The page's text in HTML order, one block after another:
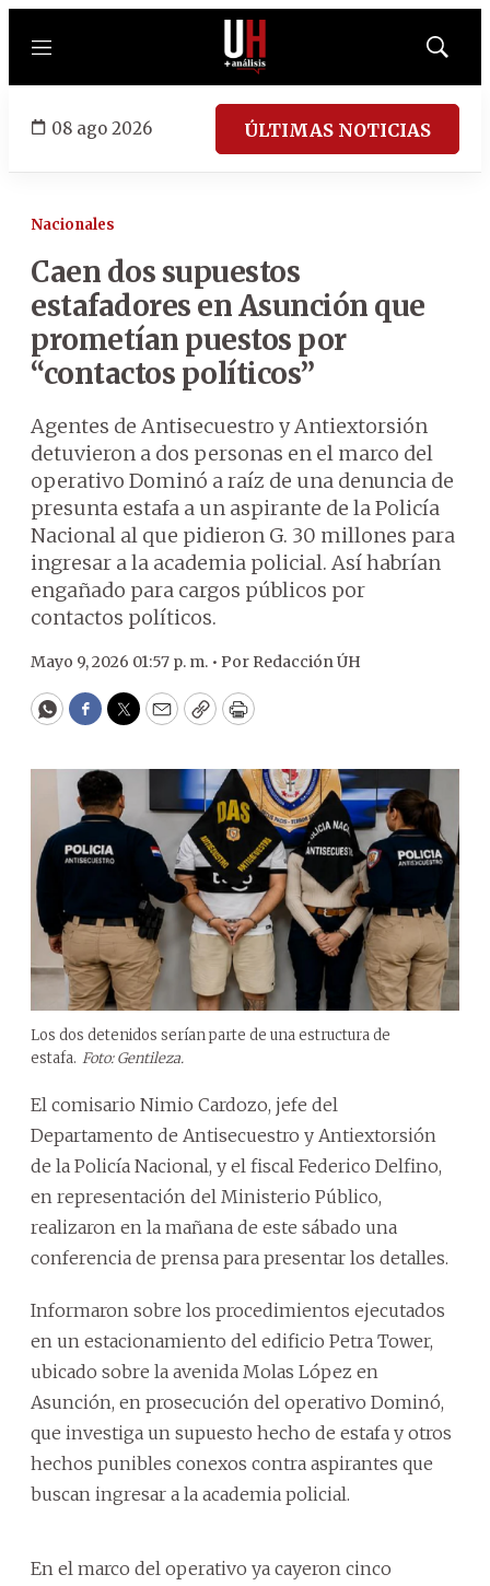
Menú
Mostrar
08 ago 2026 ÚLTIMAS NOTICIAS
Nacionales
Caen dos supuestos
estafadores en Asunción que
prometían puestos por
“contactos políticos”
Agentes de Antisecuestro y Antiextorsión
detuvieron a dos personas en el marco del
operativo Dominó a raíz de una denuncia de
presunta estafa a un aspirante de la Policía
Nacional al que pidieron G. 30 millones para
ingresar a la academia policial. Así habrían
engañado para cargos públicos por
contactos políticos.
Mayo 9, 2026 01:57 p. m. • Por Redacción ÚH
WhatsApp
Facebook
Twitter
EmailCopyPrint
Los dos detenidos serían parte de una estructura de
estafa. Foto: Gentileza.
El comisario Nimio Cardozo, jefe del
Departamento de Antisecuestro y Antiextorsión
de la Policía Nacional, y el fiscal Federico Delfino,
en representación del Ministerio Público,
realizaron en la mañana de este sábado una
conferencia de prensa para presentar los detalles.
Informaron sobre los procedimientos ejecutados
en un estacionamiento del edificio Petra Tower,
ubicado sobre la avenida Molas López en
Asunción, en prosecución del operativo Dominó,
que investiga un supuesto hecho de estafa y otros
hechos punibles conexos contra aspirantes que
buscan ingresar a la academia policial.
En el marco del operativo ya cayeron cinco